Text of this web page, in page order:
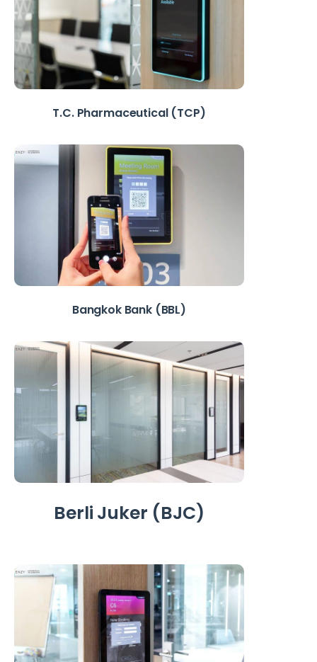
T.C. Pharmaceutical (TCP)
Bangkok Bank (BBL)
Berli Juker (BJC)